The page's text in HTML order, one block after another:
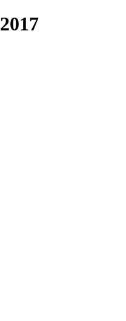
2017